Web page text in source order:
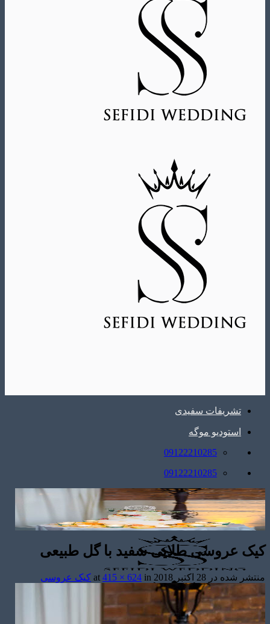
تشریفات سفیدی
استودیو موگه
09122210285
09122210285
کیک عروسی طلایی سفید با گل طبیعی
منتشر شده در 28 اکتبر 2018 415 × 624 in کیک عروسی